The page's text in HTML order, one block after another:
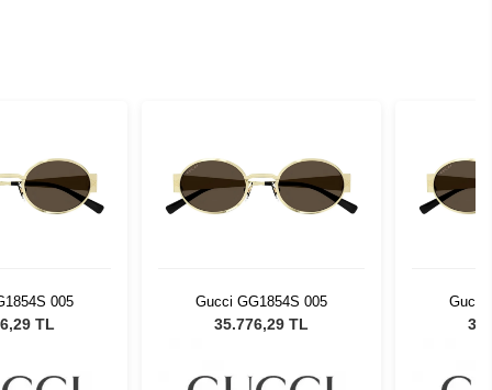
005
TL
Gucci GG1854S 005
35.776,29 TL
Gucci